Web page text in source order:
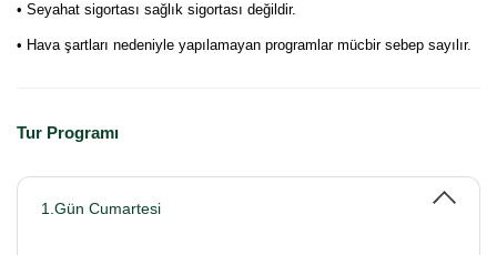
• Seyahat sigortası sağlık sigortası değildir.
• Hava şartları nedeniyle yapılamayan programlar mücbir sebep sayılır.
Tur Programı
1.Gün Cumartesi